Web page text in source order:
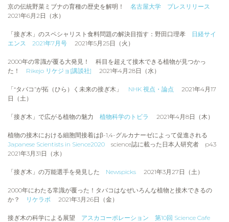
京の伝統野菜ミブナの育種の歴史を解明！ 名古屋大学 プレスリリース
2021年6月2日（水）
「接ぎ木」のスペシャリスト食料問題の解決目指す：野田口理孝
日経サイ
エンス 2021年7月号
2021年5月25日（火）
2000年の常識が覆る大発見！ 科目を超えて接木できる植物が見つかっ
た！ Rikejo リケジョ[講談社] 2021年4月28日（水）
「“タバコ”が拓（ひら）く未来の接ぎ木」 NHK 視点・論点
2021年4月17
日（土）
「接ぎ木」で広がる植物の魅力 植物科学のトビラ 2021年4月8日（木）
植物の接木における細胞間接着はβ-1,4-グルカナーゼによって促進される
Japanese Scientists in Sience2020 science誌に載った日本人研究者 p43
2021年3月31日（水）
「接ぎ⽊」の万能選⼿を発⾒した Newspicks 2021年3月27日（土）
2000年にわたる常識が覆った！タバコはなぜいろんな植物と接木できるの
か？
リケラボ 2021年3月26日（金）
接ぎ木の科学による展望 アスカコーポレーション 第10回 Science Cafe